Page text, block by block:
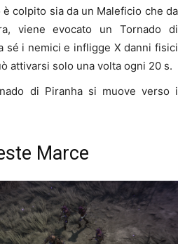
è colpito sia da un Maleficio che da
viene evocato un Tornado di
sé i nemici e infligge X danni fisici
attivarsi solo una volta ogni 20 s.
di Piranha si muove verso i
Marce